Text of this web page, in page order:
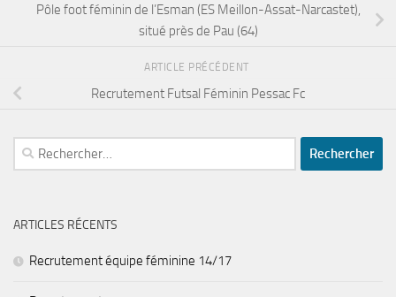
Pôle foot féminin de l’Esman (ES Meillon-Assat-Narcastet),
situé près de Pau (64)
ARTICLE PRÉCÉDENT
Recrutement Futsal Féminin Pessac Fc
Rechercher :
ARTICLES RÉCENTS
Recrutement équipe féminine 14/17